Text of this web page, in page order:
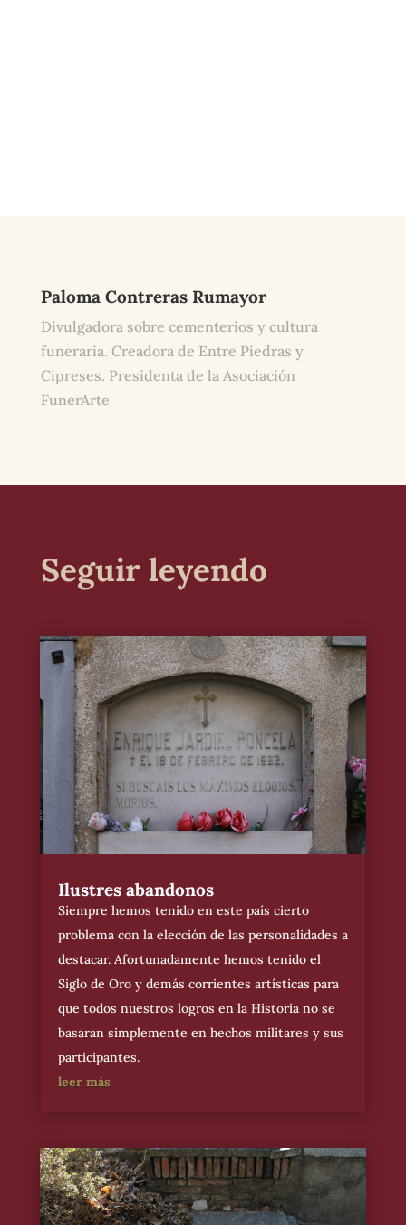
Paloma Contreras Rumayor
Divulgadora sobre cementerios y cultura
funeraria. Creadora de Entre Piedras y
Cipreses. Presidenta de la Asociación
FunerArte
Seguir leyendo
Ilustres abandonos
Siempre hemos tenido en este país cierto
problema con la elección de las personalidades a
destacar. Afortunadamente hemos tenido el
Siglo de Oro y demás corrientes artísticas para
que todos nuestros logros en la Historia no se
basaran simplemente en hechos militares y sus
participantes.
leer más